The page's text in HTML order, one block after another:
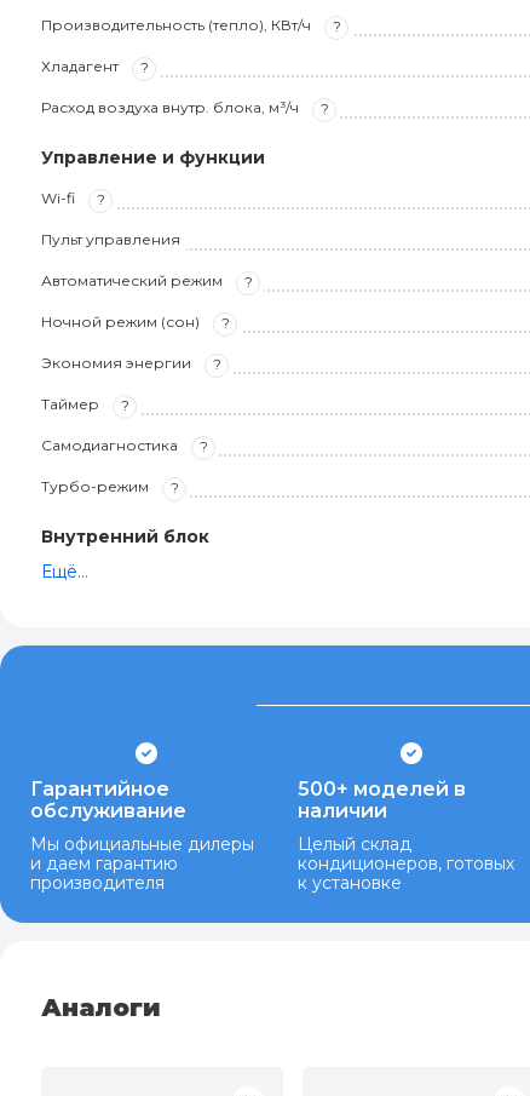
Производительность (тепло), КВт/ч ?
Хладагент ?
Расход воздуха внутр. блока, м³/ч ?
Управление и функции
Wi-fi ?
Пульт управления
Автоматический режим ?
Ночной режим (сон) ?
Экономия энергии ?
Таймер ?
Самодиагностика ?
Турбо-режим ?
Внутренний блок
Ещё...
Гарантийное
обслуживание
Мы официальные дилеры
и даем гарантию
производителя
500+ моделей в
наличии
Целый склад
кондиционеров, готовых
к установке
Аналоги